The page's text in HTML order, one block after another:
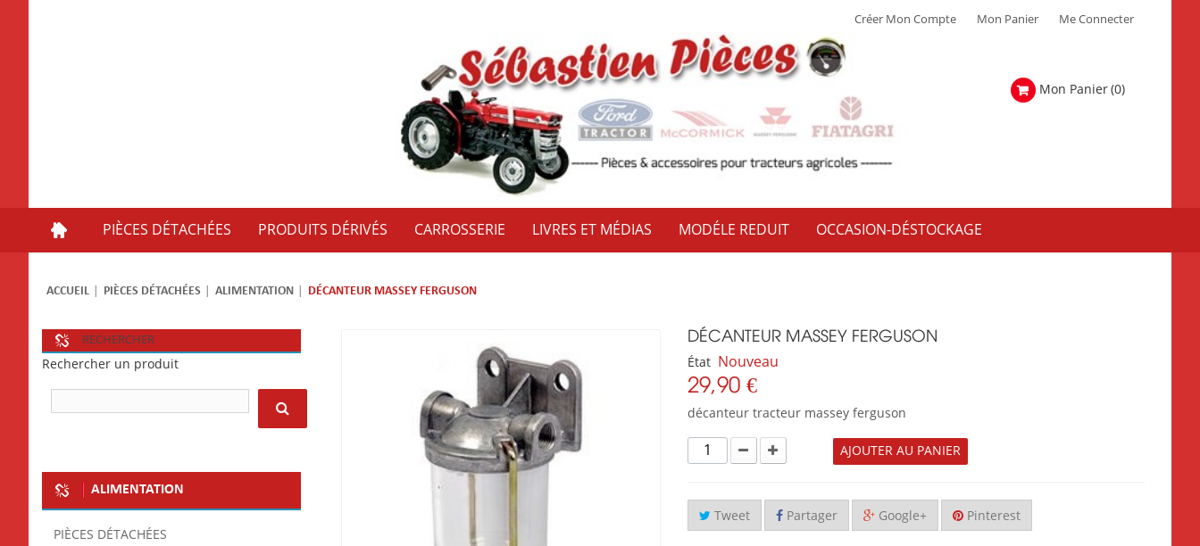
Créer Mon Compte Mon Panier Me Connecter
Mon Panier(0)
PIÈCES DÉTACHÉES PRODUITS DÉRIVÉS CARROSSERIE LIVRES ET MÉDIAS MODÉLE REDUIT OCCASION-DÉSTOCKAGE
ACCUEIL PIÈCES DÉTACHÉES ALIMENTATION DÉCANTEUR MASSEY FERGUSON
RECHERCHER
Rechercher un produit
ALIMENTATION
PIÈCES DÉTACHÉES
DÉCANTEUR MASSEY FERGUSON
État Nouveau
29,90 €
décanteur tracteur massey ferguson
AJOUTER AU PANIER
Tweet Partager Google+ Pinterest